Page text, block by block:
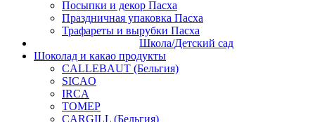
Посыпки и декор Пасха
Праздничная упаковка Пасха
Трафареты и вырубки Пасха
Школа/Детский сад
Шоколад и какао продукты
CALLEBAUT (Бельгия)
SICAO
IRCA
ТОМЕР
CARGILL (Бельгия)